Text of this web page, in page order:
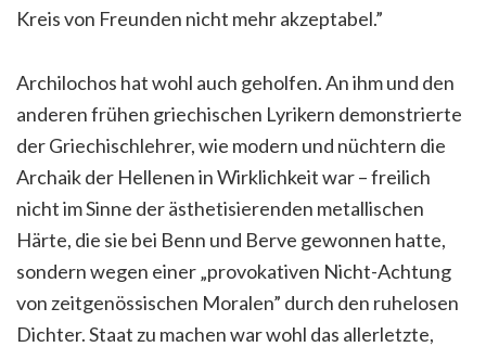
Kreis von Freunden nicht mehr akzeptabel.”
Archilochos hat wohl auch geholfen. An ihm und den
anderen frühen griechischen Lyrikern demonstrierte
der Griechischlehrer, wie modern und nüchtern die
Archaik der Hellenen in Wirklichkeit war – freilich
nicht im Sinne der ästhetisierenden metallischen
Härte, die sie bei Benn und Berve gewonnen hatte,
sondern wegen einer „provokativen Nicht-Achtung
von zeitgenössischen Moralen” durch den ruhelosen
Dichter. Staat zu machen war wohl das allerletzte,